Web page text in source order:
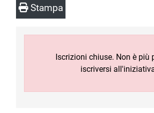
Stampa
Iscrizioni chiuse. Non è più
iscriversi